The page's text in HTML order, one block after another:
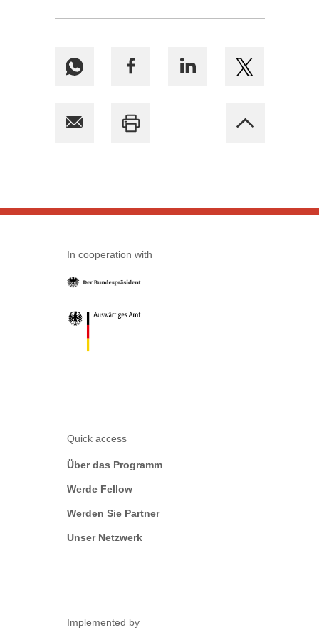
In cooperation with
Quick access
Über das Programm
Werde Fellow
Werden Sie Partner
Unser Netzwerk
Implemented by